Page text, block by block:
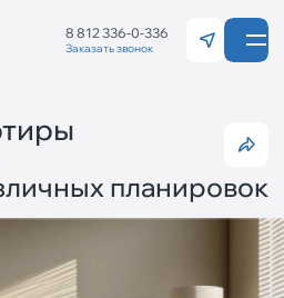
8 812 336-0-336
Заказать звонок
планировок